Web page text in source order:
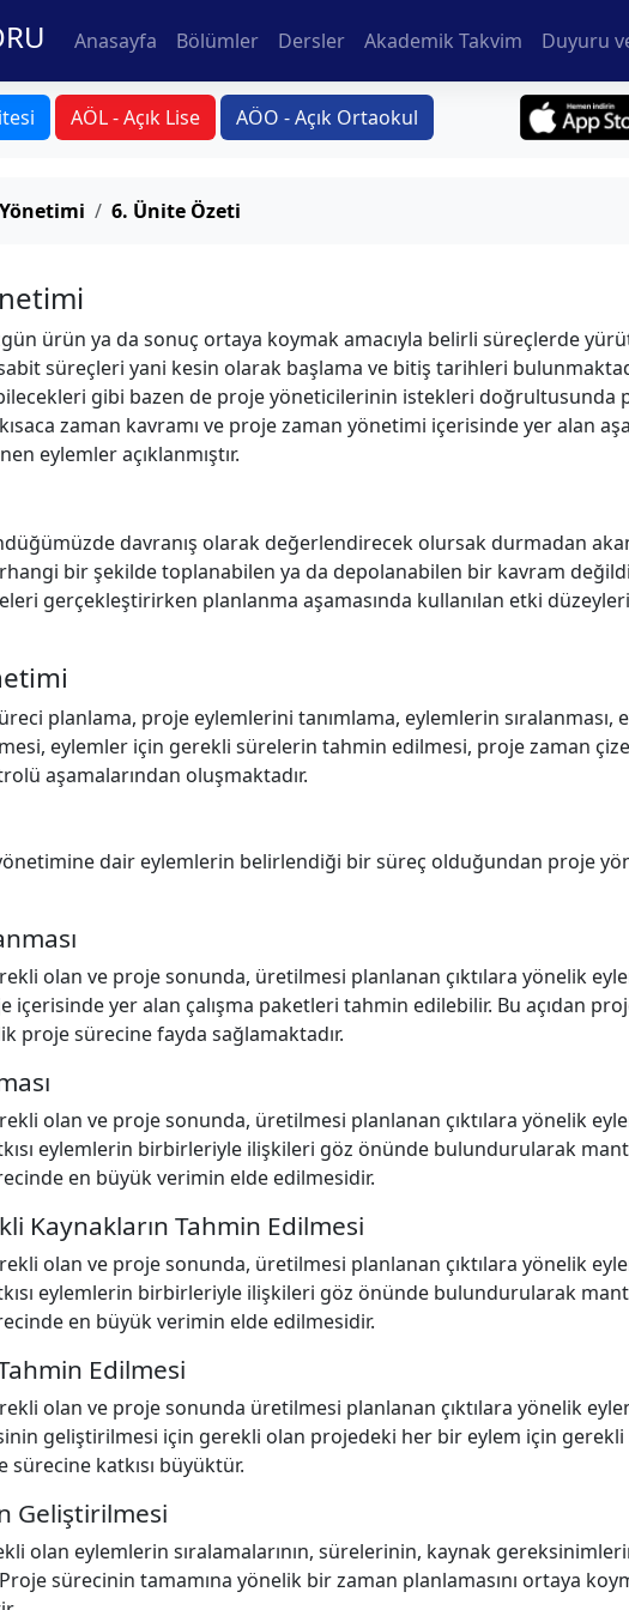
Anasayfa Bölümler Dersler Akademik Takvim Duyuru
AÖL - Açık Lise AÖO - Açık Ortaokul
6. Ünite Özeti
ürün ya da sonuç ortaya koymak amacıyla belirli süreçlerde
süreçleri yani kesin olarak başlama ve bitiş tarihleri
gibi bazen de proje yöneticilerinin istekleri doğrultusunda
zaman kavramı ve proje zaman yönetimi içerisinde yer alan
eylemler açıklanmıştır.
davranış olarak değerlendirecek olursak durmadan
bir şekilde toplanabilen ya da depolanabilen bir kavram
gerçekleştirirken planlanma aşamasında kullanılan etki
planlama, proje eylemlerini tanımlama, eylemlerin sıralanması,
eylemler için gerekli sürelerin tahmin edilmesi, proje zaman
aşamalarından oluşmaktadır.
dair eylemlerin belirlendiği bir süreç olduğundan proje
olan ve proje sonunda, üretilmesi planlanan çıktılara yönelik
içerisinde yer alan çalışma paketleri tahmin edilebilir. Bu açıdan
proje sürecine fayda sağlamaktadır.
olan ve proje sonunda, üretilmesi planlanan çıktılara yönelik
eylemlerin birbirleriyle ilişkileri göz önünde bulundurularak
en büyük verimin elde edilmesidir.
Kaynakların Tahmin Edilmesi
olan ve proje sonunda, üretilmesi planlanan çıktılara yönelik
eylemlerin birbirleriyle ilişkileri göz önünde bulundurularak
en büyük verimin elde edilmesidir.
Edilmesi
olan ve proje sonunda üretilmesi planlanan çıktılara yönelik
geliştirilmesi için gerekli olan projedeki her bir eylem için
katkısı büyüktür.
Geliştirilmesi
olan eylemlerin sıralamalarının, sürelerinin, kaynak
sürecinin tamamına yönelik bir zaman planlamasını ortaya